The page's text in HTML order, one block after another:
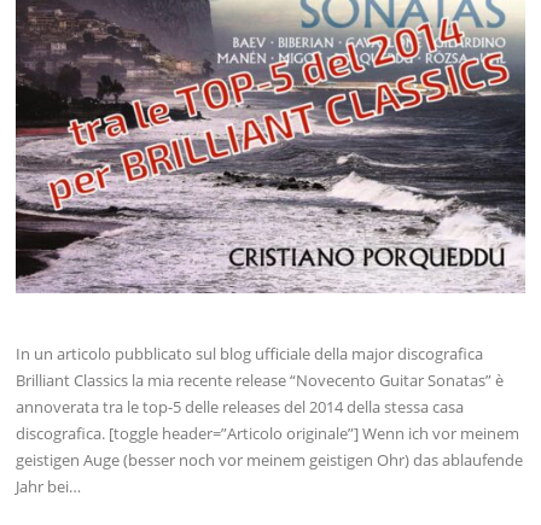
In un articolo pubblicato sul blog ufficiale della major discografica
Brilliant Classics la mia recente release “Novecento Guitar Sonatas” è
annoverata tra le top-5 delle releases del 2014 della stessa casa
discografica. [toggle header=”Articolo originale”] Wenn ich vor meinem
geistigen Auge (besser noch vor meinem geistigen Ohr) das ablaufende
Jahr bei…